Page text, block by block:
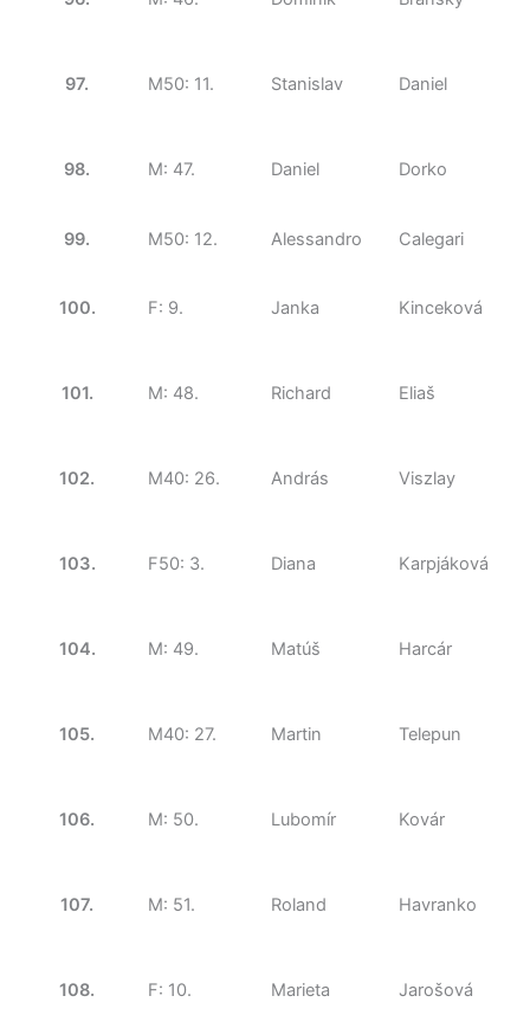
97. M50: 11. Stanislav Daniel
98. M: 47. Daniel Dorko
99. M50: 12. Alessandro Calegari
100. F: 9. Janka Kinceková
101. M: 48. Richard Eliaš
102. M40: 26. András Viszlay
103. F50: 3. Diana Karpjáková
104. M: 49. Matúš Harcár
105. M40: 27. Martin Telepun
106. M: 50. Lubomír Kovár
107. M: 51. Roland Havranko
108. F: 10. Marieta Jarošová